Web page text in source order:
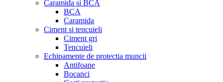
Caramida si BCA
BCA
Caramida
Ciment si tencuieli
Ciment gri
Tencuieli
Echipamente de protectia muncii
Antifoane
Bocanci